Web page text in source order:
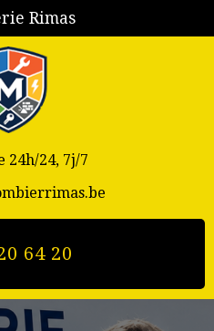
Rimas
24h/24, 7j/7
64 20